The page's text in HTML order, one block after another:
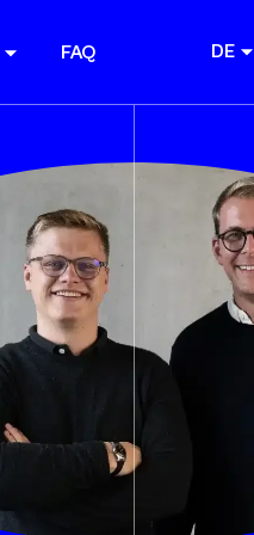
FAQ DE